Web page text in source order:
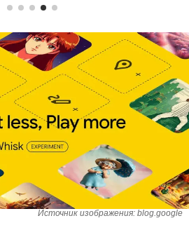
Источник изображения: blog.google